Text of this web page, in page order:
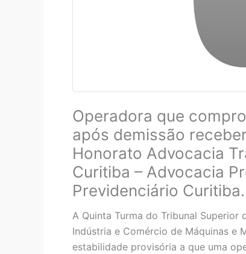
Operadora que
após demissão
Honorato Advocacia
Curitiba – Advocacia
Previdenciário Curitiba.
A Quinta Turma do Tribunal
Indústria e Comércio de Máquinas e
estabilidade provisória a que uma